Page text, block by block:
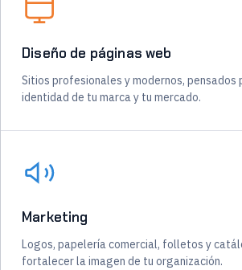
Diseño de páginas web
Sitios profesionales y modernos, pensados
identidad de tu marca y tu mercado.
Marketing
Logos, papelería comercial, folletos y
fortalecer la imagen de tu organización.